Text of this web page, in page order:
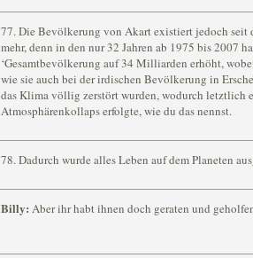
77. Die Bevölkerung von Akart existiert jedoch seit
mehr, denn in den nur 32 Jahren ab 1975 bis 2007
‘Gesamtbevölkerung auf 34 Milliarden erhöht,
wie sie auch bei der irdischen Bevölkerung in
das Klima völlig zerstört wurden, wodurch letztlich
Atmosphärenkollaps erfolgte, wie du das nennst.
78. Dadurch wurde alles Leben auf dem Planeten
Billy: Aber ihr habt ihnen doch geraten und